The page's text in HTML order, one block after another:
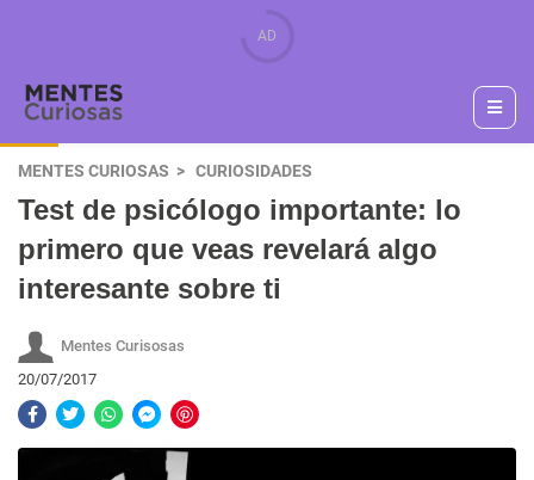
MENTES CURIOSAS CURIOSIDADES
Test de psicólogo importante: lo
primero que veas revelará algo
interesante sobre ti
Mentes Curisosas
20/07/2017